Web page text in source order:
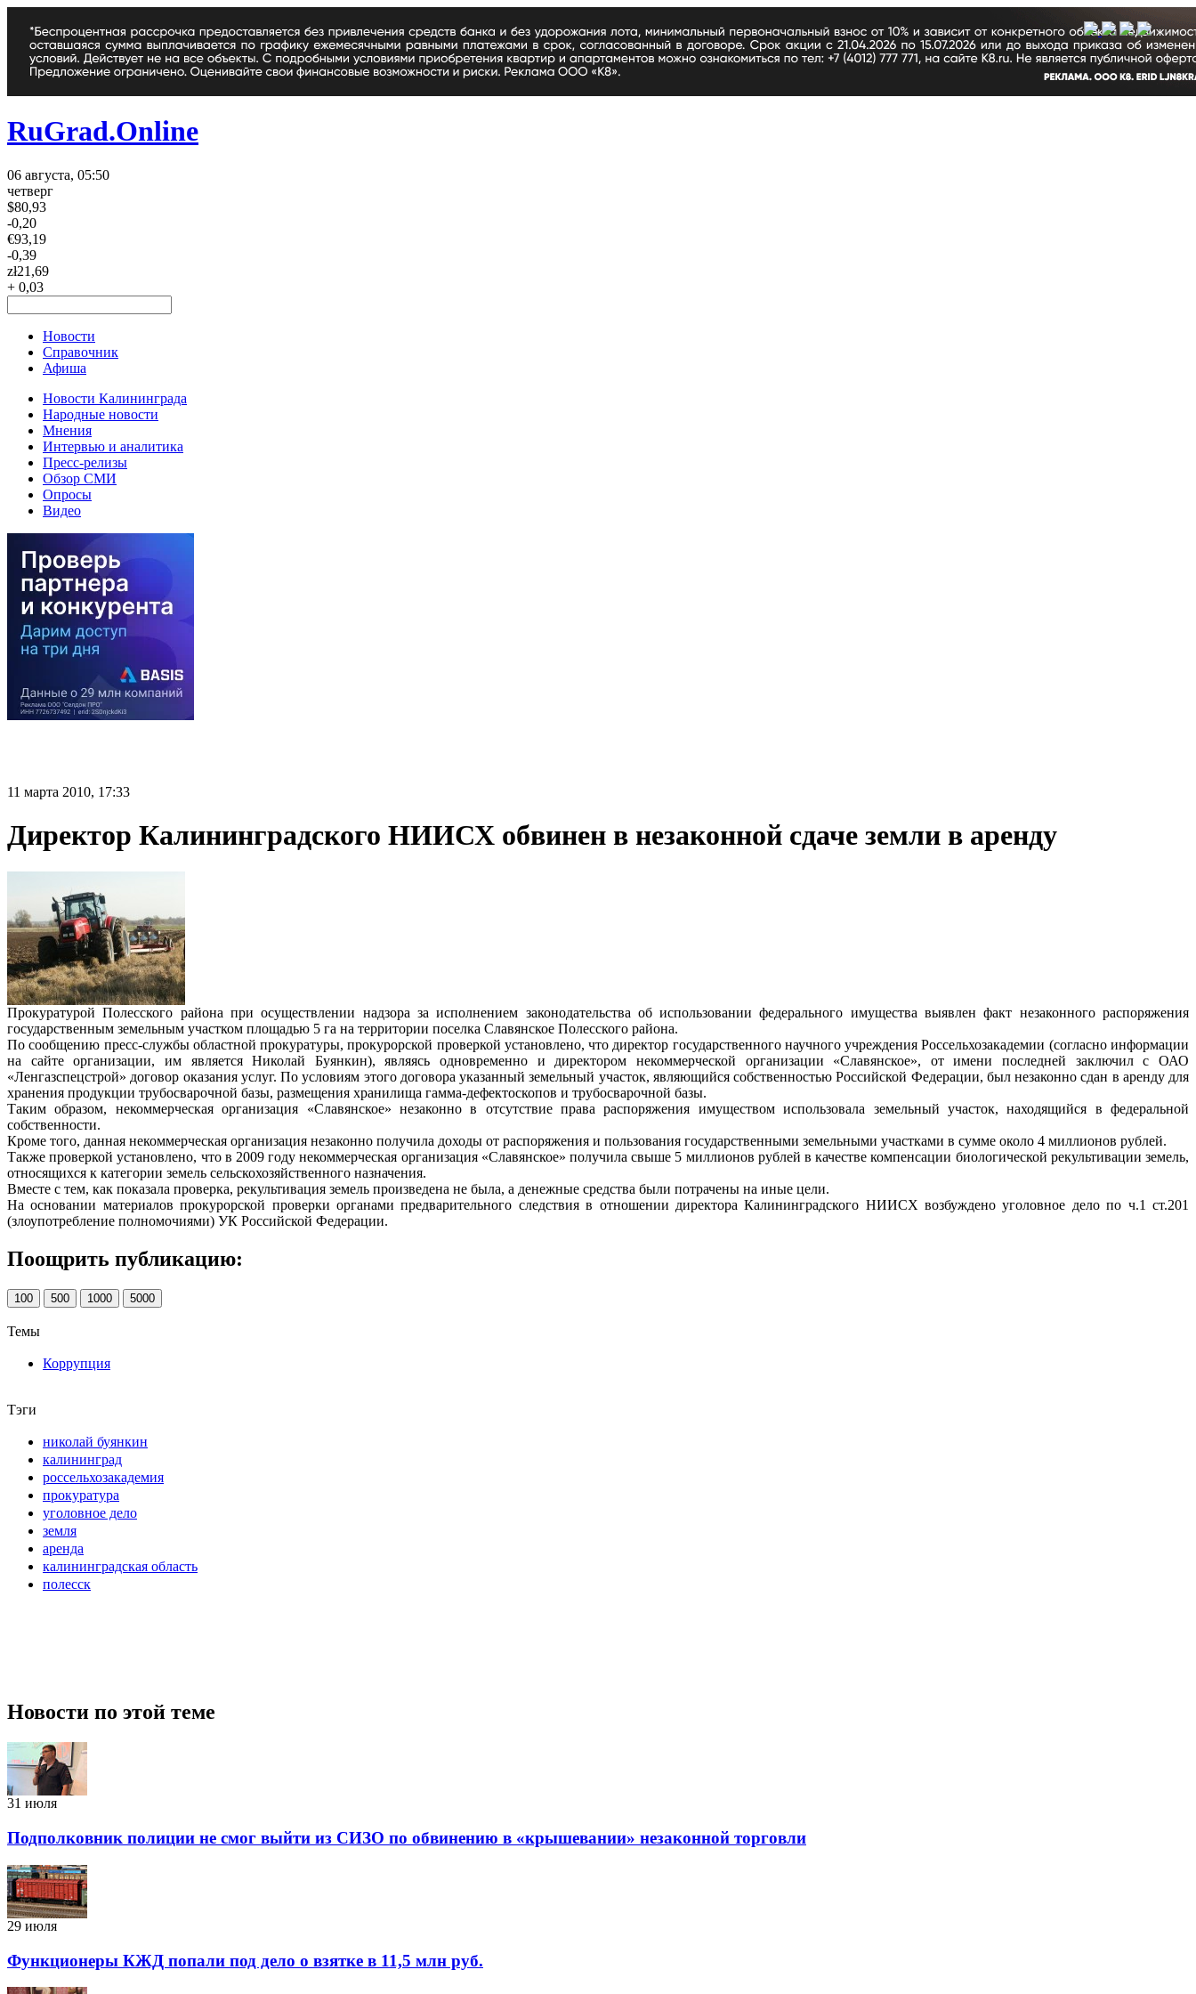
RuGrad.Online
06 августа, 05:50
четверг
$80,93
-0,20
€93,19
-0,39
zł21,69
+ 0,03
Новости
Справочник
Афиша
Новости Калининграда
Народные новости
Мнения
Интервью и аналитика
Пресс-релизы
Обзор СМИ
Опросы
Видео
11 марта 2010, 17:33
Директор Калининградского НИИСХ обвинен в незаконной сдаче земли в аренду
Прокуратурой Полесского района при осуществлении надзора за исполнением законодательства об использовании федерального имущества выявлен факт незаконного распоряжения
государственным земельным участком площадью 5 га на территории поселка Славянское Полесского района.
По сообщению пресс-службы областной прокуратуры, прокурорской проверкой установлено, что директор государственного научного учреждения Россельхозакадемии (согласно информации
на сайте организации, им является Николай Буянкин), являясь одновременно и директором некоммерческой организации «Славянское», от имени последней заключил с ОАО
«Ленгазспецстрой» договор оказания услуг. По условиям этого договора указанный земельный участок, являющийся собственностью Российской Федерации, был незаконно сдан в аренду для
хранения продукции трубосварочной базы, размещения хранилища гамма-дефектоскопов и трубосварочной базы.
Таким образом, некоммерческая организация «Славянское» незаконно в отсутствие права распоряжения имуществом использовала земельный участок, находящийся в федеральной
собственности.
Кроме того, данная некоммерческая организация незаконно получила доходы от распоряжения и пользования государственными земельными участками в сумме около 4 миллионов рублей.
Также проверкой установлено, что в 2009 году некоммерческая организация «Славянское» получила свыше 5 миллионов рублей в качестве компенсации биологической рекультивации земель,
относящихся к категории земель сельскохозяйственного назначения.
Вместе с тем, как показала проверка, рекультивация земель произведена не была, а денежные средства были потрачены на иные цели.
На основании материалов прокурорской проверки органами предварительного следствия в отношении директора Калининградского НИИСХ возбуждено уголовное дело по ч.1 ст.201
(злоупотребление полномочиями) УК Российской Федерации.
Поощрить публикацию:
100 500 1000 5000
Темы
Коррупция
Тэги
николай буянкин
калининград
россельхозакадемия
прокуратура
уголовное дело
земля
аренда
калининградская область
полесск
Новости по этой теме
31 июля
Подполковник полиции не смог выйти из СИЗО по обвинению в «крышевании» незаконной торговли
29 июля
Функционеры КЖД попали под дело о взятке в 11,5 млн руб.